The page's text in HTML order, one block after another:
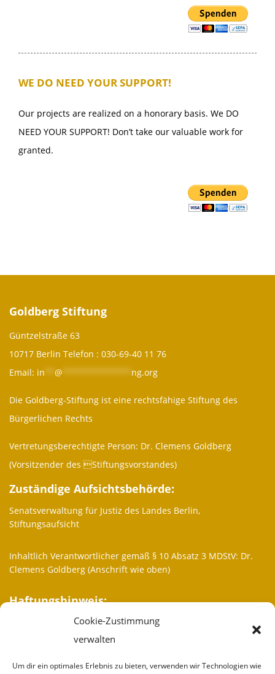
Cookie-Zustimmung
verwalten
Um dir ein optimales Erlebnis zu bieten, verwenden wir Technologien wie
WE DO NEED YOUR SUPPORT!
Our projects are realized on a honorary basis. We DO
NEED YOUR SUPPORT! Don’t take our valuable work for
granted.
Goldberg Stiftung
Güntzelstraße 63
10717 Berlin Telefon : 030-69-40 11 76
Email: in @ ************** ng.org
Die Goldberg-Stiftung ist eine rechtsfähige Stiftung des
Bürgerlichen Rechts
Vertretungsberechtigte Person: Dr. Clemens Goldberg
(Vorsitzender des Stiftungsvorstandes)
Zuständige Aufsichtsbehörde:
Senatsverwaltung für Justiz des Landes Berlin,
Stiftungsaufsicht
Inhaltlich Verantwortlicher gemäß § 10 Absatz 3 MDStV: Dr.
Clemens Goldberg (Anschrift wie oben)
Haftungshinweis:
Trotz sorgfältiger inhaltlicher Kontrolle übernehmen wir keine
Haftung für die Inhalte externer Links. Für den Inhalt der
verantwortlich.